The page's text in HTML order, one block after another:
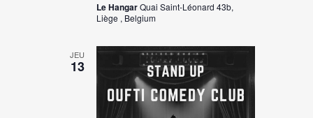
Le HangarQuai Saint-Léonard 43b,
Liège , Belgium
JEU
13